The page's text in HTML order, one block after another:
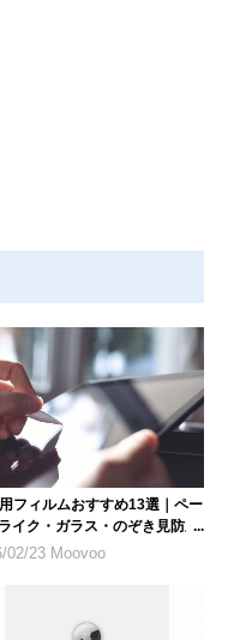
フィルムおすすめ13選｜ペー
イク・ガラス・のぞき見防止
気製品を紹介
02/23 Moovoo